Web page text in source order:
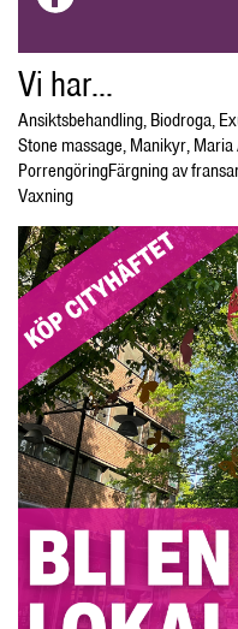
Vi har...
Ansiktsbehandling,Biodroga,
Stone massage,Manikyr,
PorrengöringFärgning av
Vaxning